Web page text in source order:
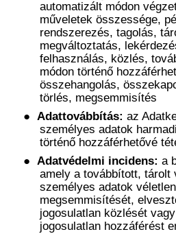
automatizált módon
műveletek összessége,
rendszerezés, tagolás,
megváltoztatás,
felhasználás, közlés,
módon történő
összehangolás,
törlés, megsemmisítés
● Adattovábbítás: az
személyes adatok
történő hozzáférhetővé
● Adatvédelmi incidens: a
amely a továbbított, tárolt
személyes adatok
megsemmisítését,
jogosulatlan közlését
jogosulatlan hozzáférést